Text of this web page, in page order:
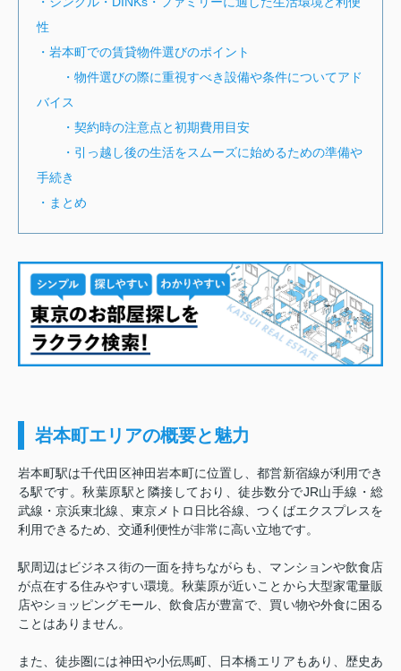
性
・岩本町での賃貸物件選びのポイント
・物件選びの際に重視すべき設備や条件についてアド
バイス
・契約時の注意点と初期費用目安
・引っ越し後の生活をスムーズに始めるための準備や
手続き
・まとめ
岩本町エリアの概要と魅力
岩本町駅は千代田区神田岩本町に位置し、都営新宿線が利用でき
る駅です。秋葉原駅と隣接しており、徒歩数分でJR山手線・総
武線・京浜東北線、東京メトロ日比谷線、つくばエクスプレスを
利用できるため、交通利便性が非常に高い立地です。
駅周辺はビジネス街の一面を持ちながらも、マンションや飲食店
が点在する住みやすい環境。秋葉原が近いことから大型家電量販
店やショッピングモール、飲食店が豊富で、買い物や外食に困る
ことはありません。
また、徒歩圏には神田や小伝馬町、日本橋エリアもあり、歴史あ